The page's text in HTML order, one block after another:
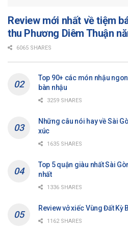
Review mới nhất về tiệm
thu Phương Diêm Thuận
6065 SHARES
Top 90+ các món nhậu
bàn nhậu
3259 SHARES
Những câu nói hay về Sài
xúc
1635 SHARES
Top 5 quận giàu nhất Sài
nhất
1336 SHARES
Review vở xiếc Vùng Đất Kỳ
1162 SHARES